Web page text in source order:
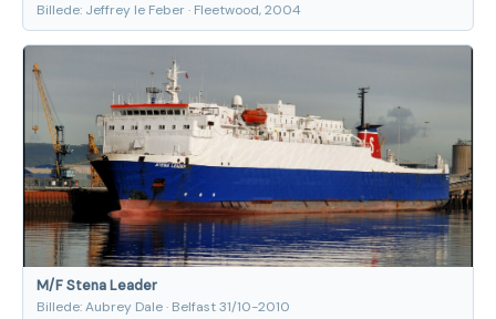
Billede: Jeffrey le Feber · Fleetwood, 2004
M/F Stena Leader
Billede: Aubrey Dale · Belfast 31/10-2010